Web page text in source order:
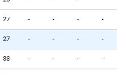
27 - - - -
27 - - - -
33 - - - -